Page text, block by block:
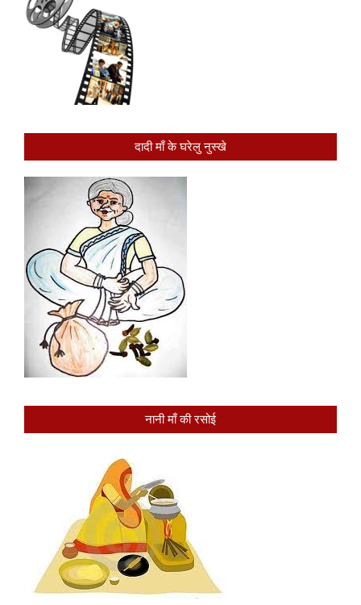
दादी माँ के घरेलु नुस्खे
नानी माँ की रसोई